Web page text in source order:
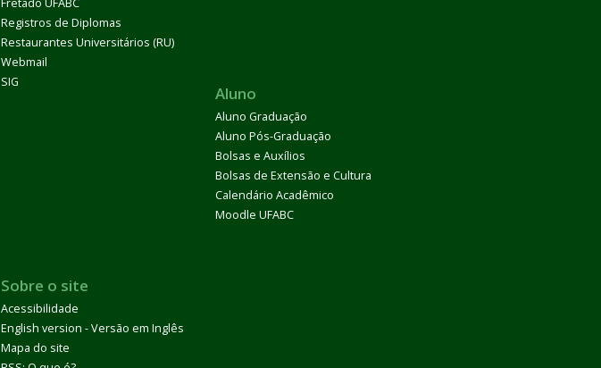
Fretado UFABC
Registros de Diplomas
Restaurantes Universitários (RU)
Webmail
SIG
Aluno
Aluno Graduação
Aluno Pós-Graduação
Bolsas e Auxílios
Bolsas de Extensão e Cultura
Calendário Acadêmico
Moodle UFABC
Sobre o site
Acessibilidade
English version - Versão em Inglês
Mapa do site